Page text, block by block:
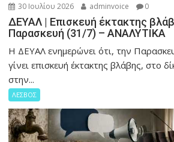
30 Ιουλίου 2026 adminvoice 0
ΔΕΥΑΛ | Επισκευή έκτακτης
Παρασκευή (31/7) – ΑΝΑΛΥΤΙΚΑ
Η ΔΕΥΑΛ ενημερώνει ότι, την
γίνει επισκευή έκτακτης βλάβης, στο
στην...
ΛΕΣΒΟΣ